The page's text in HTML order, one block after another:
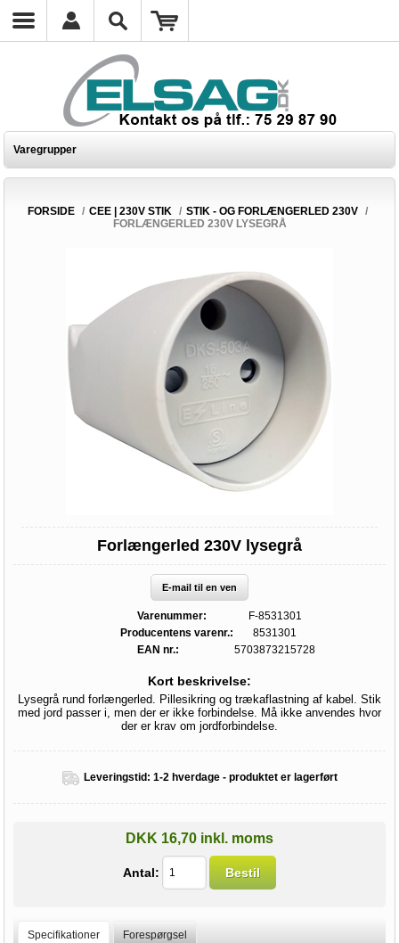
Varegrupper
FORSIDE / CEE | 230V STIK / STIK - OG FORLÆNGERLED 230V
/
FORLÆNGERLED 230V LYSEGRÅ
Forlængerled 230V lysegrå
E-mail til en ven
Varenummer:
F-8531301
Producentens varenr.:
8531301
EAN nr.:
5703873215728
Kort beskrivelse:
Lysegrå rund forlængerled. Pillesikring og trækaflastning af kabel. Stik
med jord passer i, men der er ikke forbindelse. Må ikke anvendes hvor
der er krav om jordforbindelse.
Leveringstid: 1-2 hverdage - produktet er lagerført
DKK 16,70 inkl. moms
Antal: Bestil
Specifikationer Forespørgsel